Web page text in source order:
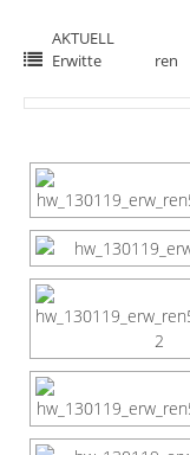
AKTUELL
Erwitte
ren